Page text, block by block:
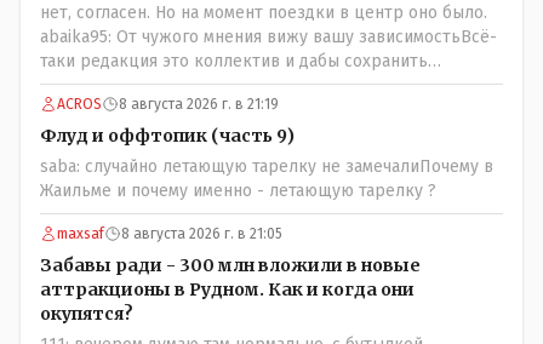
нет, согласен. Но на момент поездки в центр оно было.
abaika95: От чужого мнения вижу вашу зависимостьВсё-
таки редакция это коллектив и дабы сохранить
профессиональное лицо можно было бы и указать
Общественному объединению на не корректность
высказываний о вас в том тоне в котором была та
публикация.В комментарии от ОО было и мнение, и
факт. На мнение я ответил там же. В том же тоне
отвечать не намерен, но акценты расставил. А вот факт
нужно было проверить. Что мы и сделали. И если это вы
называете зависимостью, то у меня другое
представление об этом термине.
ACROS 8 августа 2026 г. в 21:19
Флуд и оффтопик (часть 9)
saba: случайно летающую тарелку не замечалиПочему в
Жаильме и почему именно - летающую тарелку ?
maxsaf 8 августа 2026 г. в 21:05
Забавы ради - 300 млн вложили в новые
аттракционы в Рудном. Как и когда они
окупятся?